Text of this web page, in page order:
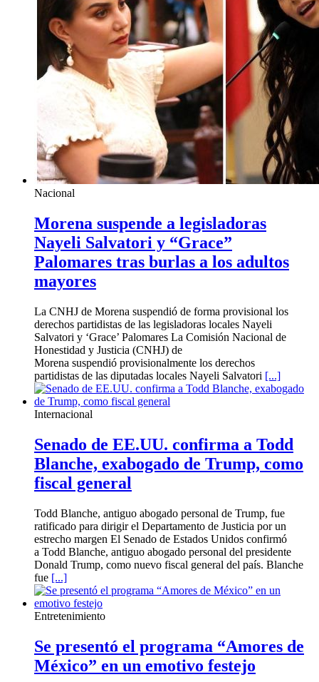
Nacional
Morena suspende a legisladoras
Nayeli Salvatori y “Grace”
Palomares tras burlas a los adultos
mayores
La CNHJ de Morena suspendió de forma provisional los
derechos partidistas de las legisladoras locales Nayeli
Salvatori y ‘Grace’ Palomares La Comisión Nacional de
Honestidad y Justicia (CNHJ) de
Morena suspendió provisionalmente los derechos
partidistas de las diputadas locales Nayeli Salvatori [...]
Internacional
Senado de EE.UU. confirma a Todd
Blanche, exabogado de Trump, como
fiscal general
Todd Blanche, antiguo abogado personal de Trump, fue
ratificado para dirigir el Departamento de Justicia por un
estrecho margen El Senado de Estados Unidos confirmó
a Todd Blanche, antiguo abogado personal del presidente
Donald Trump, como nuevo fiscal general del país. Blanche
fue [...]
Entretenimiento
Se presentó el programa “Amores de
México” en un emotivo festejo